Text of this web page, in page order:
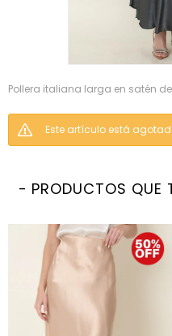
Pollera italiana larga en satén
Este artículo está
PRODUCTOS QUE